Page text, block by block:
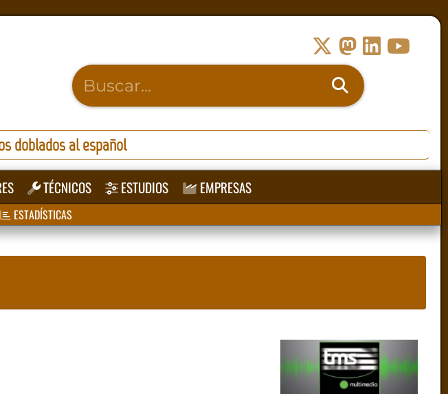
doblados al español
TÉCNICOS ESTUDIOS EMPRESAS
ESTADÍSTICAS